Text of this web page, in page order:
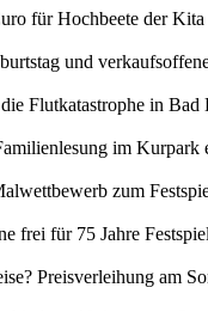
für Hochbeete der Kita
und
Flutkatastrophe in Bad
im Kurpark
zum
frei für 75 Jahre
Preisverleihung am